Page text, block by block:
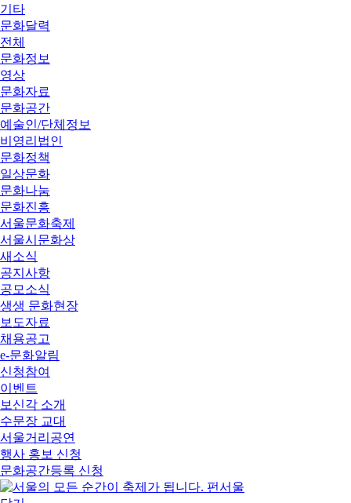
기타
문화달력
전체
문화정보
영상
문화자료
문화공간
예술인/단체정보
비영리법인
문화정책
일상문화
문화나눔
문화진흥
서울문화축제
서울시문화상
새소식
공지사항
공모소식
생생 문화현장
보도자료
채용공고
e-문화알림
신청참여
이벤트
보신각 소개
수문장 교대
서울거리공연
행사 홍보 신청
문화공간등록 신청